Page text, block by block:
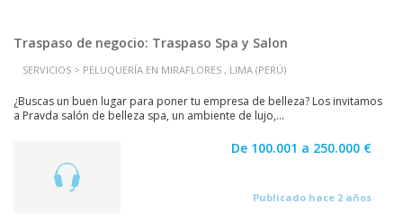
Traspaso de negocio: Traspaso Spa y Salon
SERVICIOS > PELUQUERÍA EN MIRAFLORES , LIMA (PERÚ)
¿Buscas un buen lugar para poner tu empresa de belleza? Los invitamos
a Pravda salón de belleza spa, un ambiente de lujo,...
De 100.001 a 250.000 €
Publicado hace 2 años